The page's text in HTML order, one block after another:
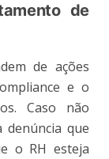
de
de ações
e o
Caso não
que
o RH esteja